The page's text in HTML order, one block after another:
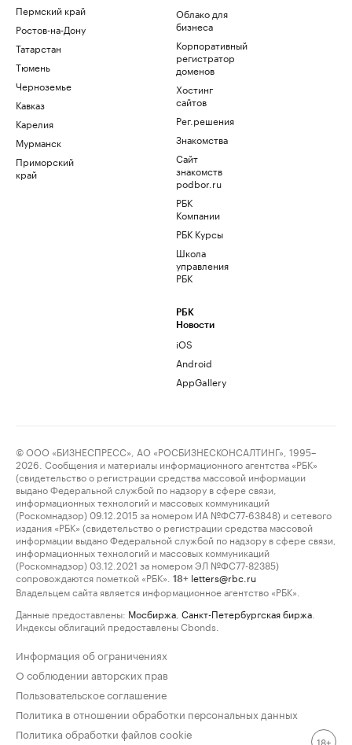
Пермский край
Ростов-на-Дону
Татарстан
Тюмень
Черноземье
Кавказ
Карелия
Мурманск
Приморский
край
Облако для
бизнеса
Корпоративный
регистратор
доменов
Хостинг
сайтов
Рег.решения
Знакомства
Сайт
знакомств
podbor.ru
РБК
Компании
РБК Курсы
Школа
управления
РБК
РБК
Новости
iOS
Android
AppGallery
© ООО «БИЗНЕСПРЕСС», АО «РОСБИЗНЕСКОНСАЛТИНГ», 1995–
2026. Сообщения и материалы информационного агентства «РБК»
(свидетельство о регистрации средства массовой информации
выдано Федеральной службой по надзору в сфере связи,
информационных технологий и массовых коммуникаций
(Роскомнадзор) 09.12.2015 за номером ИА №ФС77-63848) и сетевого
издания «РБК» (свидетельство о регистрации средства массовой
информации выдано Федеральной службой по надзору в сфере связи,
информационных технологий и массовых коммуникаций
(Роскомнадзор) 03.12.2021 за номером ЭЛ №ФС77-82385)
сопровождаются пометкой «РБК».
18+ letters@rbc.ru
Владельцем сайта является информационное агентство «РБК».
Данные предоставлены: Мосбиржа Санкт-Петербургская биржа
Индексы облигаций предоставлены Cbonds.
Информация об ограничениях
О соблюдении авторских прав
Пользовательское соглашение
Политика в отношении обработки персональных данных
Политика обработки файлов cookie
18+